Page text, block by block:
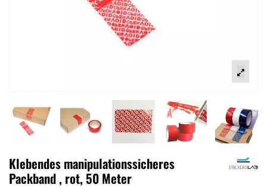
Klebendes manipulationssicheres
Packband , rot, 50 Meter